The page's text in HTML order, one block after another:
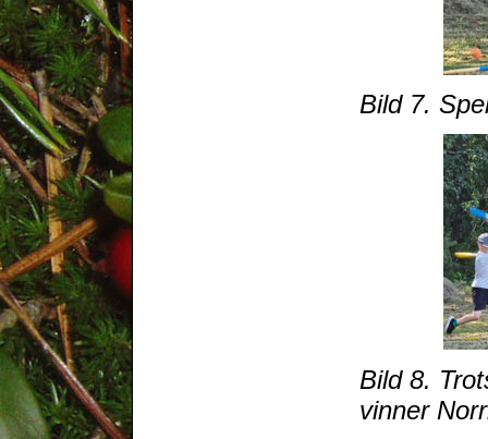
Bild 7.
Bild 8.
vinner